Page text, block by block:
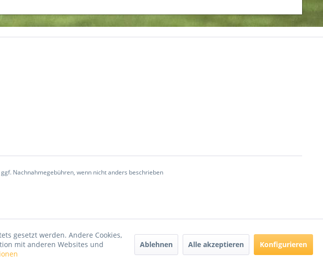
Nachnahmegebühren, wenn nicht anders beschrieben
gesetzt werden. Andere Cookies,
mit anderen Websites und
Ablehnen Alle akzeptieren Konfigurieren